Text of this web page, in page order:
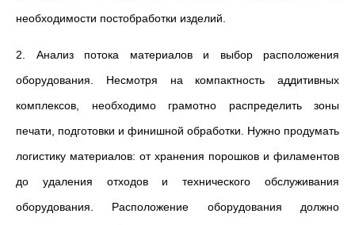
необходимости постобработки изделий.
2. Анализ потока материалов и выбор расположения
оборудования. Несмотря на компактность аддитивных
комплексов, необходимо грамотно распределить зоны
печати, подготовки и финишной обработки. Нужно продумать
логистику материалов: от хранения порошков и филаментов
до удаления отходов и технического обслуживания
оборудования. Расположение оборудования должно